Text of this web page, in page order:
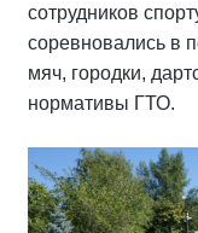
сотрудников
соревновались в
мяч, городки,
нормативы ГТО.